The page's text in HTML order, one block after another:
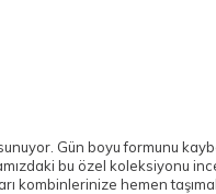
Gün boyu formunu
bu özel koleksiyonu
kombinlerinize hemen